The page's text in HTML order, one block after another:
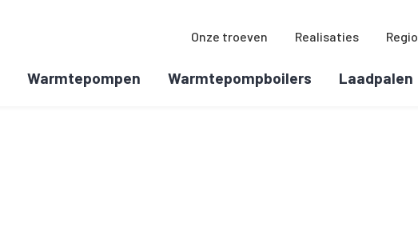
Onze troeven Realisaties Regio
Warmtepompen Warmtepompboilers Laadpalen